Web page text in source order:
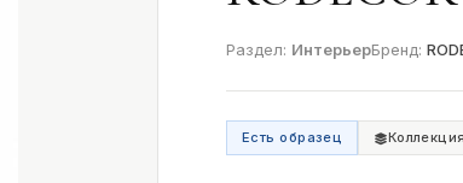
Раздел: ИнтерьерБренд:
Есть образец